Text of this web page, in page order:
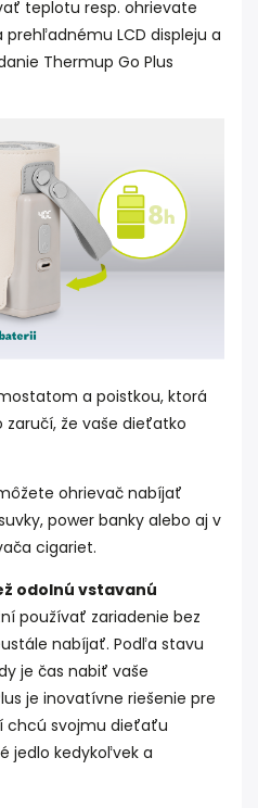
teplotu resp. ohrievate
LCD displeju a
Thermup Go Plus
a poistkou, ktorá
že vaše dieťatko
ohrievač nabíjať
power banky alebo aj v
cigariet.
odolnú vstavanú
používať zariadenie bez
nabíjať. Podľa stavu
je čas nabiť vaše
je inovatívne riešenie pre
chcú svojmu dieťaťu
jedlo kedykoľvek a